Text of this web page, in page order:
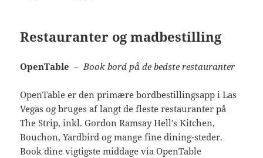
Restauranter og madbestilling
OpenTable – Book bord på de bedste restauranter
OpenTable er den primære bordbestillingsapp i Las
Vegas og bruges af langt de fleste restauranter på
The Strip, inkl. Gordon Ramsay Hell’s Kitchen,
Bouchon, Yardbird og mange fine dining-steder.
Book dine vigtigste middage via OpenTable